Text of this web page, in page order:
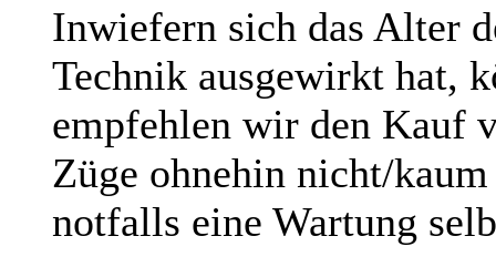
Inwiefern sich das Alter
Technik ausgewirkt hat,
empfehlen wir den Kauf
Züge ohnehin nicht/
notfalls eine Wartung